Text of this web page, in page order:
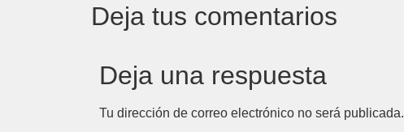
Deja tus comentarios
Deja una respuesta
Tu dirección de correo electrónico no será publicada.